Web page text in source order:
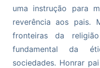
uma instrução para
reverência aos pais.
fronteiras da
fundamental da
sociedades. Honrar